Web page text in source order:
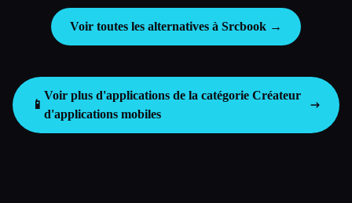
Voir toutes les alternatives à Srcbook →
📱
Voir plus d'applications de la catégorie Créateur
d'applications mobiles